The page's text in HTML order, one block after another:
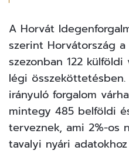
A Horvát
szerint Horvátország
szezonban 122
légi
irányuló forgalom
mintegy 485 belföldi
terveznek, ami 2%-os
tavalyi nyári